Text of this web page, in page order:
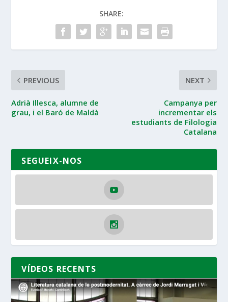
SHARE:
PREVIOUS
Adrià Illesca, alumne de
grau, i el Baró de Maldà
NEXT
Campanya per
incrementar els
estudiants de Filologia
Catalana
SEGUEIX-NOS
VÍDEOS RECENTS